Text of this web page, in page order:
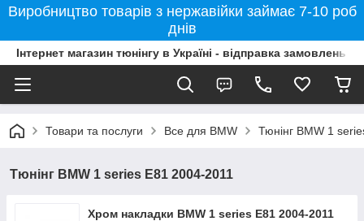
Виробництво товарів з нержавійки займає 7-10 роб
днів
Інтернет магазин тюнінгу в Україні - відправка замовлень
Товари та послуги Все для BMW Тюнінг BMW 1
Тюнінг BMW 1 series E81 2004-2011
Хром накладки BMW 1 series E81 2004-2011